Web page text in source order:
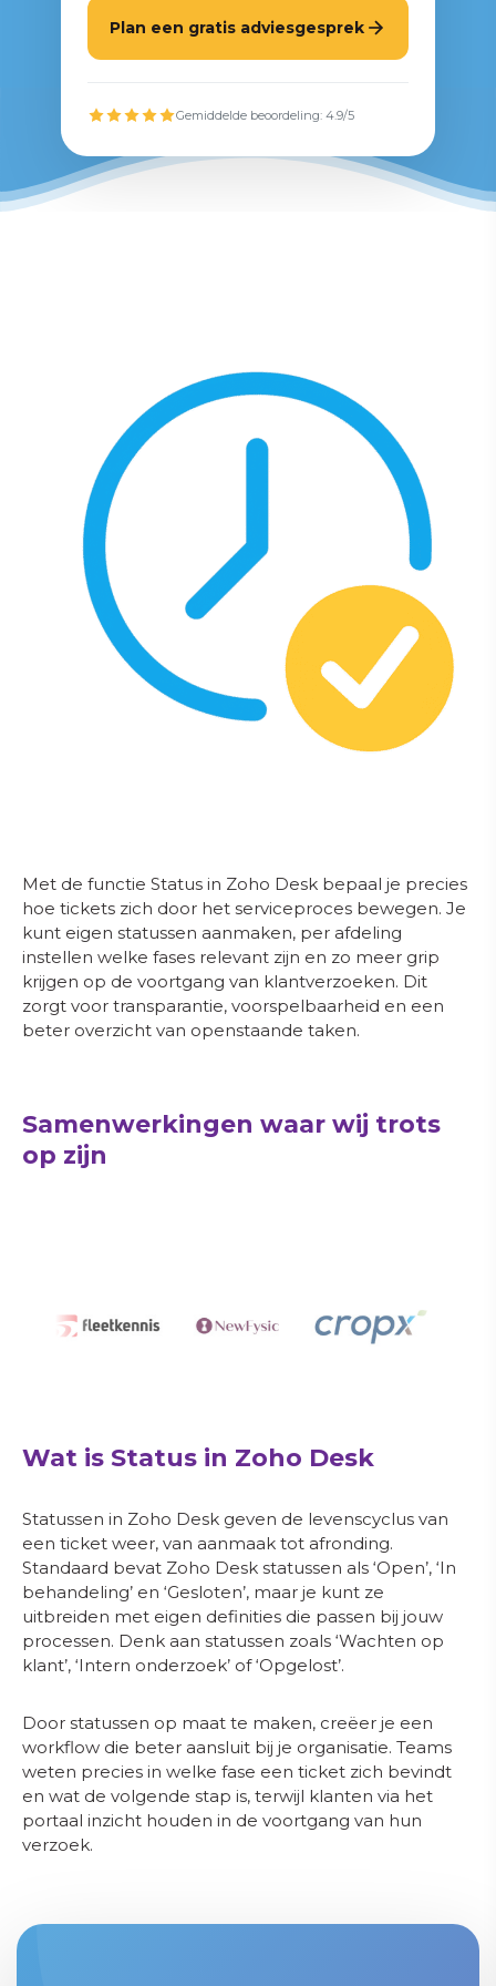
Plan een gratis adviesgesprek
Gemiddelde beoordeling: 4.9/5
Met de functie Status in Zoho Desk bepaal je precies
hoe tickets zich door het serviceproces bewegen. Je
kunt eigen statussen aanmaken, per afdeling
instellen welke fases relevant zijn en zo meer grip
krijgen op de voortgang van klantverzoeken. Dit
zorgt voor transparantie, voorspelbaarheid en een
beter overzicht van openstaande taken.
Samenwerkingen waar wij trots
op zijn
Wat is Status in Zoho Desk
Statussen in Zoho Desk geven de levenscyclus van
een ticket weer, van aanmaak tot afronding.
Standaard bevat Zoho Desk statussen als ‘Open’, ‘In
behandeling’ en ‘Gesloten’, maar je kunt ze
uitbreiden met eigen definities die passen bij jouw
processen. Denk aan statussen zoals ‘Wachten op
klant’, ‘Intern onderzoek’ of ‘Opgelost’.
Door statussen op maat te maken, creëer je een
workflow die beter aansluit bij je organisatie. Teams
weten precies in welke fase een ticket zich bevindt
en wat de volgende stap is, terwijl klanten via het
portaal inzicht houden in de voortgang van hun
verzoek.